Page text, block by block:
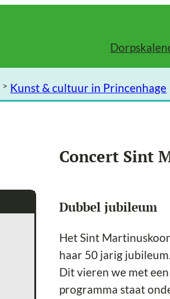
Kunst & cultuur in Princenhage
Concert Sint
Dubbel jubileum
Het Sint
haar 50 jarig jubileum.
Dit vieren we met
programma staat